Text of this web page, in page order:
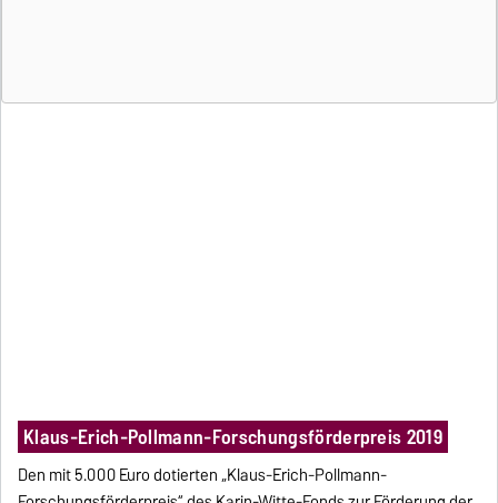
Klaus-Erich-Pollmann-Forschungsförderpreis 2019
Den mit 5.000 Euro dotierten „Klaus-Erich-Pollmann-